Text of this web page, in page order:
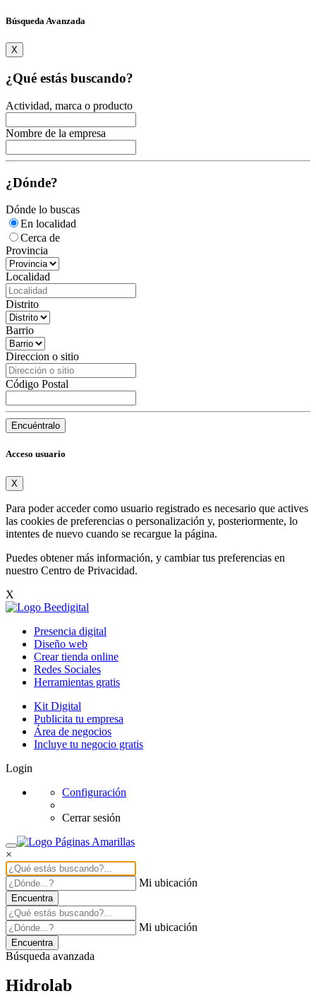
Búsqueda Avanzada
X
¿Qué estás buscando?
Actividad, marca o producto
Nombre de la empresa
¿Dónde?
Dónde lo buscas
En localidad
Cerca de
Provincia
Localidad
Distrito
Barrio
Direccion o sitio
Código Postal
Encuéntralo
Acceso usuario
X
Para poder acceder como usuario registrado es necesario que actives
las cookies de preferencias o personalización y, posteriormente, lo
intentes de nuevo cuando se recargue la página.
Puedes obtener más información, y cambiar tus preferencias en
nuestro Centro de Privacidad.
X
Presencia digital
Diseño web
Crear tienda online
Redes Sociales
Herramientas gratis
Kit Digital
Publicita tu empresa
Área de negocios
Incluye tu negocio gratis
Login
Configuración
Cerrar sesión
×
Mi ubicación
Encuentra
Mi ubicación
Encuentra
Búsqueda avanzada
Hidrolab